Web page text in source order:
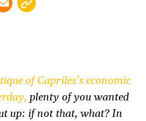
of Capriles’s economic
plenty of you wanted
up: if not that, what? In